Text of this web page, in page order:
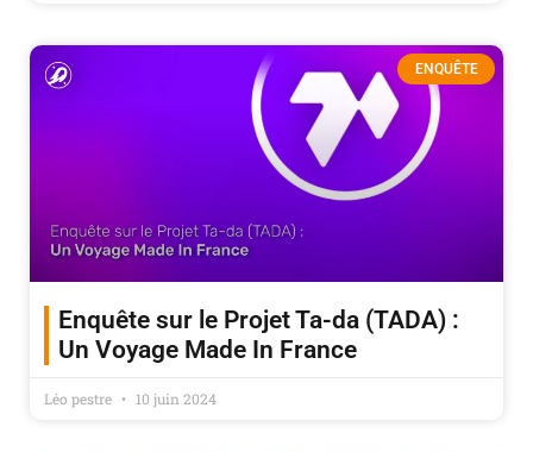
ENQUÊTE
Enquête sur le Projet Ta-da (TADA) :
Un Voyage Made In France
Léo pestre 10 juin 2024